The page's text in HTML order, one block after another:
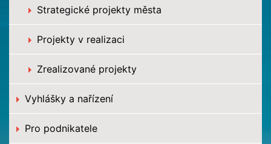
Strategické projekty města
Projekty v realizaci
Zrealizované projekty
Vyhlášky a nařízení
Pro podnikatele